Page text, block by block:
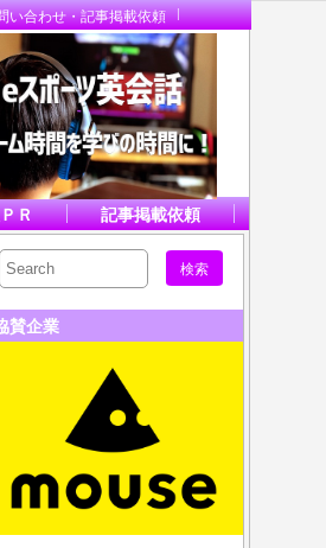
い合わせ・記事掲載依頼
Ｒ
記事掲載依頼
賛企業